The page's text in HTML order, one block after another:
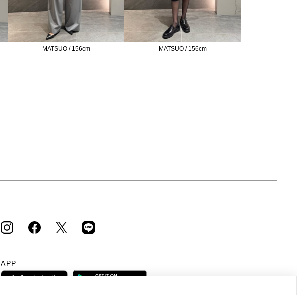
MATSUO / 156cm MATSUO / 156cm
APP